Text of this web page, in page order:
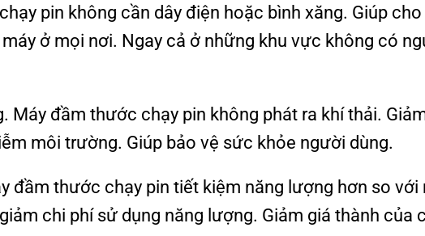
pin không cần dây điện hoặc bình xăng. Giúp cho
ở mọi nơi. Ngay cả ở những khu vực không có
Máy đầm thước chạy pin không phát ra khí thải.
môi trường. Giúp bảo vệ sức khỏe người dùng.
đầm thước chạy pin tiết kiệm năng lượng hơn so với
chi phí sử dụng năng lượng. Giảm giá thành của